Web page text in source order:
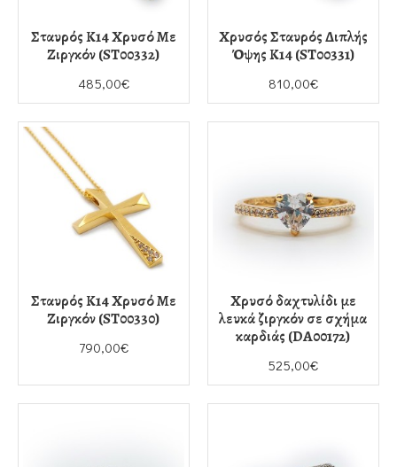
Σταυρός Κ14 Χρυσό Με
Ζιργκόν (ST00332)
485,00€
Χρυσός Σταυρός Διπλής
Όψης Κ14 (ST00331)
810,00€
Σταυρός Κ14 Χρυσό Με
Ζιργκόν (ST00330)
790,00€
Χρυσό δαχτυλίδι με
λευκά ζιργκόν σε σχήμα
καρδιάς (DA00172)
525,00€